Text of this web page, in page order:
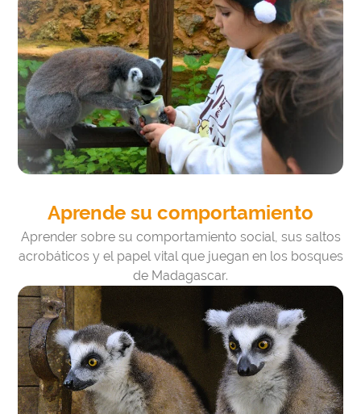
Aprende su comportamiento
Aprender sobre su comportamiento social, sus saltos
acrobáticos y el papel vital que juegan en los bosques
de Madagascar.